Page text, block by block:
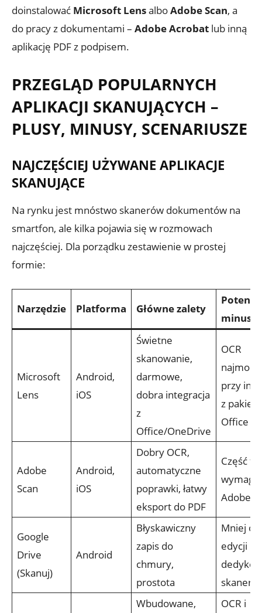
doinstalować Microsoft LensalboAdobe Scan, a
do pracy z dokumentami – Adobe Acrobat lub inną
aplikację PDF z podpisem.
PRZEGLĄD POPULARNYCH
APLIKACJI SKANUJĄCYCH –
PLUSY, MINUSY, SCENARIUSZE
NAJCZĘŚCIEJ UŻYWANE APLIKACJE
SKANUJĄCE
Na rynku jest mnóstwo skanerów dokumentów na
smartfon, ale kilka pojawia się w rozmowach
najczęściej. Dla porządku zestawienie w prostej
formie:
Narzędzie Platforma Główne zalety
minusy
Microsoft
Lens
Android,
iOS
Świetne
skanowanie,
darmowe,
dobra integracja
z
Office/OneDrive
OCR
przy
z
Office
Adobe
Scan
Android,
iOS
Dobry OCR,
automatyczne
poprawki, łatwy
eksport do PDF
Część
Adobe
Google
Drive
(Skanuj)
Android
Błyskawiczny
zapis do
chmury,
prostota
Mniej
edycji
Wbudowane,
OCR i